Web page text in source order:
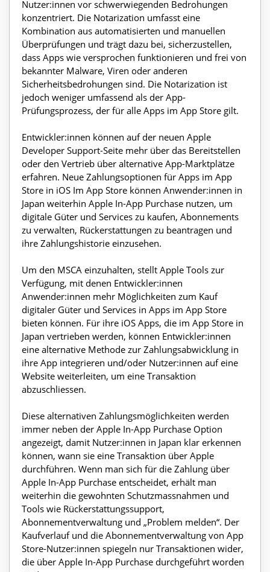
Nutzer:innen vor schwerwiegenden Bedrohungen
konzentriert. Die Notarization umfasst eine
Kombination aus automatisierten und manuellen
Überprüfungen und trägt dazu bei, sicherzustellen,
dass Apps wie versprochen funktionieren und frei von
bekannter Malware, Viren oder anderen
Sicherheitsbedrohungen sind. Die Notarization ist
jedoch weniger umfassend als der App-
Prüfungsprozess, der für alle Apps im App Store gilt.
Entwickler:innen können auf der neuen Apple
Developer Support-Seite mehr über das Bereitstellen
oder den Vertrieb über alternative App-Marktplätze
erfahren. Neue Zahlungsoptionen für Apps im App
Store in iOS Im App Store können Anwender:innen in
Japan weiterhin Apple In-App Purchase nutzen, um
digitale Güter und Services zu kaufen, Abonnements
zu verwalten, Rückerstattungen zu beantragen und
ihre Zahlungshistorie einzusehen.
Um den MSCA einzuhalten, stellt Apple Tools zur
Verfügung, mit denen Entwickler:innen
Anwender:innen mehr Möglichkeiten zum Kauf
digitaler Güter und Services in Apps im App Store
bieten können. Für ihre iOS Apps, die im App Store in
Japan vertrieben werden, können Entwickler:innen
eine alternative Methode zur Zahlungsabwicklung in
ihre App integrieren und/oder Nutzer:innen auf eine
Website weiterleiten, um eine Transaktion
abzuschliessen.
Diese alternativen Zahlungsmöglichkeiten werden
immer neben der Apple In-App Purchase Option
angezeigt, damit Nutzer:innen in Japan klar erkennen
können, wann sie eine Transaktion über Apple
durchführen. Wenn man sich für die Zahlung über
Apple In-App Purchase entscheidet, erhält man
weiterhin die gewohnten Schutzmassnahmen und
Tools wie Rückerstattungssupport,
Abonnementverwaltung und „Problem melden“. Der
Kaufverlauf und die Abonnementverwaltung von App
Store-Nutzer:innen spiegeln nur Transaktionen wider,
die über Apple In-App Purchase durchgeführt worden